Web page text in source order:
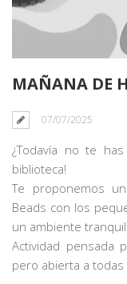
MAÑANA DE
07/07/2025
¿Todavía no te
biblioteca!
Te proponemos
Beads con los
un ambiente
Actividad pensada
pero abierta a todas